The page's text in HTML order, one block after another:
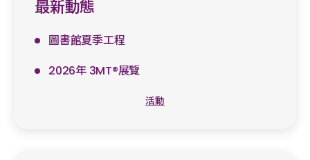
最新動態
圖書館夏季工程
2026年 3MT®展覽
活動